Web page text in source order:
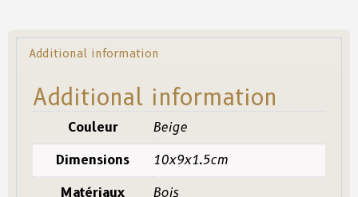
Additional information
Additional information
Couleur Beige
Dimensions 10x9x1.5cm
Matériaux Bois